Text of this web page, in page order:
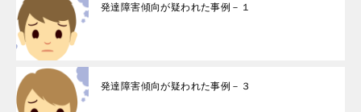
発達障害傾向が疑われた事例－１
発達障害傾向が疑われた事例－３